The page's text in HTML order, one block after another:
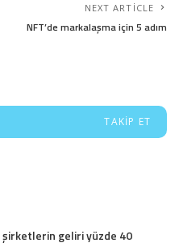
NEXT ARTICLE
NFT’de markalaşma için 5 adım
TAKIP ET
şirketlerin geliri yüzde 40